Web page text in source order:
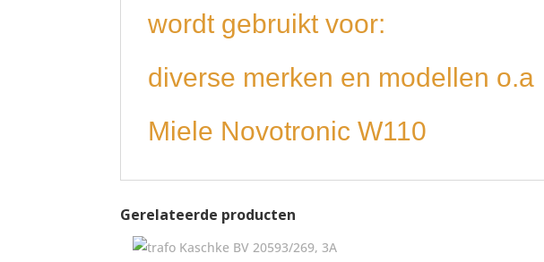
wordt gebruikt voor:
diverse merken en modellen o.a
Miele Novotronic W110
Gerelateerde producten